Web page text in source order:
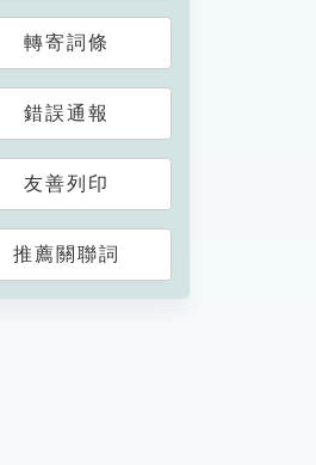
轉寄詞條
錯誤通報
友善列印
推薦關聯詞